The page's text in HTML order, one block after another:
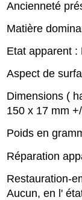
Ancienneté
Matière
Etat apparent :
Aspect de
Dimensions (
150 x 17 mm
Poids en
Réparation
Restauration-
Aucun, en l'